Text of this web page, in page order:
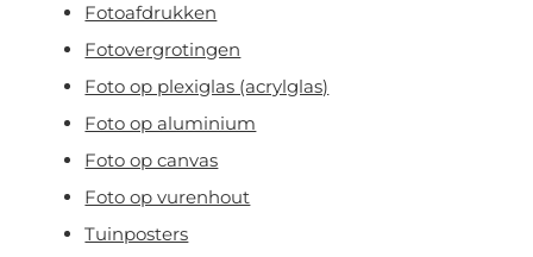
Fotoafdrukken
Fotovergrotingen
Foto op plexiglas (acrylglas)
Foto op aluminium
Foto op canvas
Foto op vurenhout
Tuinposters